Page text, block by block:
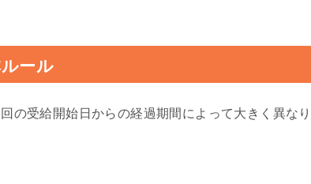
ール
の受給開始日からの経過期間によって大きく異なり